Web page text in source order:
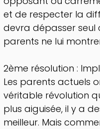
et de respecter la
devra dépasser seul
parents ne lui
2ème résolution :
Les parents actuels
véritable révolution
plus aiguisée, il y a
meilleur. Mais